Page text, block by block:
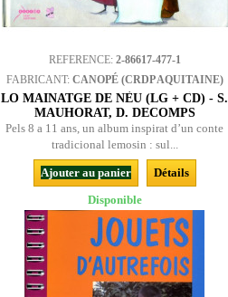
REFERENCE: 2-86617-477-1
FABRICANT: CANOPÉ (CRDP AQUITAINE)
LO MAINATGE DE NÈU (LG + CD) - S.
MAUHORAT, D. DECOMPS
Pels 8 a 11 ans, un album inspirat d’un conte
tradicional lemosin : sul...
Ajouter au panier
Détails
Disponible